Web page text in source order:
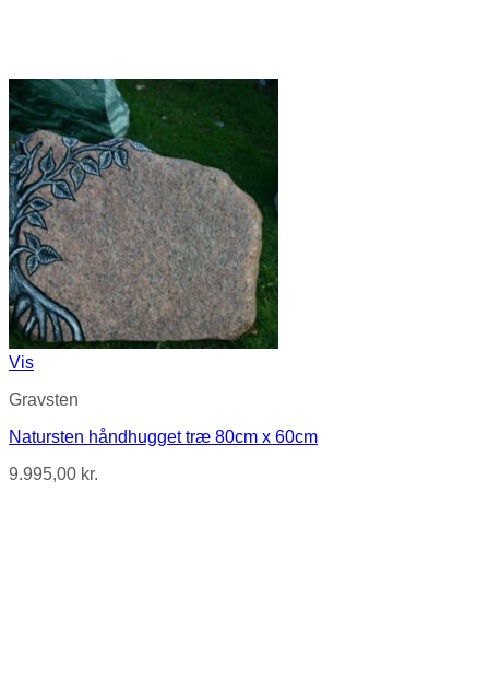
Vis
Gravsten
Natursten håndhugget træ 80cm x 60cm
9.995,00 kr.